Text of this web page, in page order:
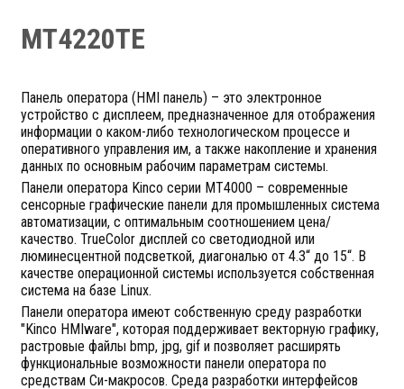
MT4220TE
Панель оператора (HMI панель) – это электронное
устройство с дисплеем, предназначенное для отображения
информации о каком-либо технологическом процессе и
оперативного управления им, а также накопление и хранения
данных по основным рабочим параметрам системы.
Панели оператора Kinco серии MT4000 – современные
сенсорные графические панели для промышленных система
автоматизации, с оптимальным соотношением цена/
качество. TrueColor дисплей со светодиодной или
люминесцентной подсветкой, диагональю от 4.3“ до 15“. В
качестве операционной системы используется собственная
система на базе Linux.
Панели оператора имеют собственную среду разработки
"Kinco HMIware", которая поддерживает векторную графику,
растровые файлы bmp, jpg, gif и позволяет расширять
функциональные возможности панели оператора по
средствам Си-макросов. Среда разработки интерфейсов